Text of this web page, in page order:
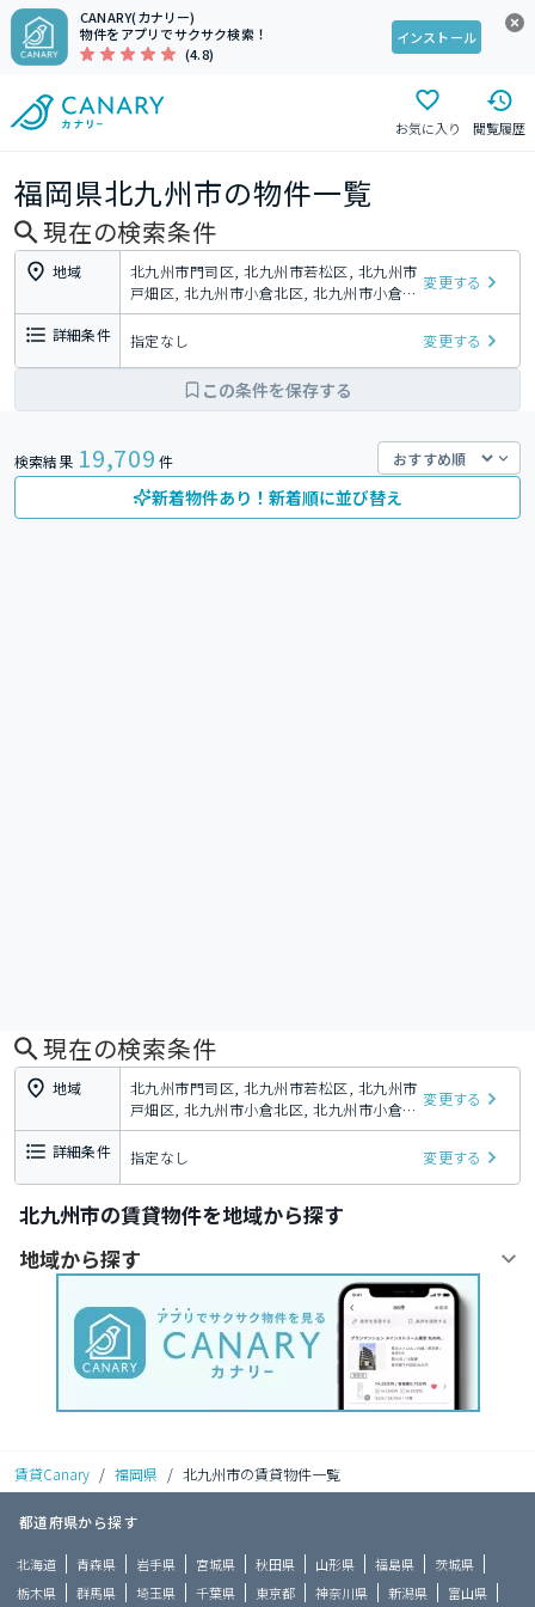
CANARY(カナリー)
物件をアプリでサクサク検索！
(4.8)
インストール
お気に入り 閲覧履歴
福岡県北九州市の物件一覧
現在の検索条件
地域
北九州市門司区, 北九州市若松区, 北九州市
戸畑区, 北九州市小倉北区, 北九州市小倉南
区, 北九州市八幡東区, 北九州市八幡西区
変更する
詳細条件 指定なし 変更する
この条件を保存する
検索結果 19,709 件
新着物件あり！新着順に並び替え
現在の検索条件
地域
北九州市門司区, 北九州市若松区, 北九州市
戸畑区, 北九州市小倉北区, 北九州市小倉南
区, 北九州市八幡東区, 北九州市八幡西区
変更する
詳細条件 指定なし 変更する
北九州市の賃貸物件を地域から探す
地域から探す
賃貸Canary / 福岡県 / 北九州市の賃貸物件一覧
都道府県から探す
北海道 青森県 岩手県 宮城県 秋田県 山形県 福島県
茨城県
栃木県
群馬県 埼玉県 千葉県 東京都 神奈川県 新潟県 富山県